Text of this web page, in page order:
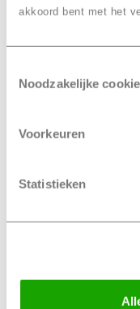
akkoord bent met het
Noodzakelijke
Voorkeuren
Statistieken
groei Profile.